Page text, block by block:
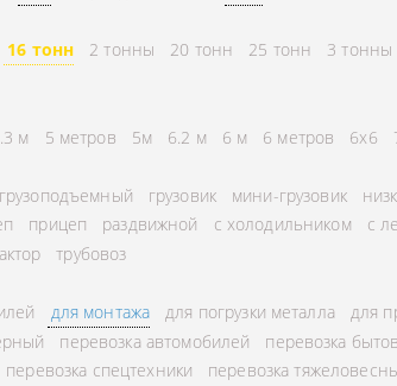
ГОРОДСКИЕ
МЕЖДУГОРОДНЫЕ
ПЕРЕВОЗКИ В БЕЛАРУСЬ
ПЕРЕВОЗКИ В
16 тонн 2 тонны 20 тонн 25 тонн 3 тонны
м 5 метров 5м 6.2 м 6 м 6 метров 6х6
грузоподъемный грузовик мини-грузовик
прицеп раздвижной с холодильником с
трубовоз
для монтажа для погрузки металла для
перевозка автомобилей
перевозка
перевозка спецтехники перевозка